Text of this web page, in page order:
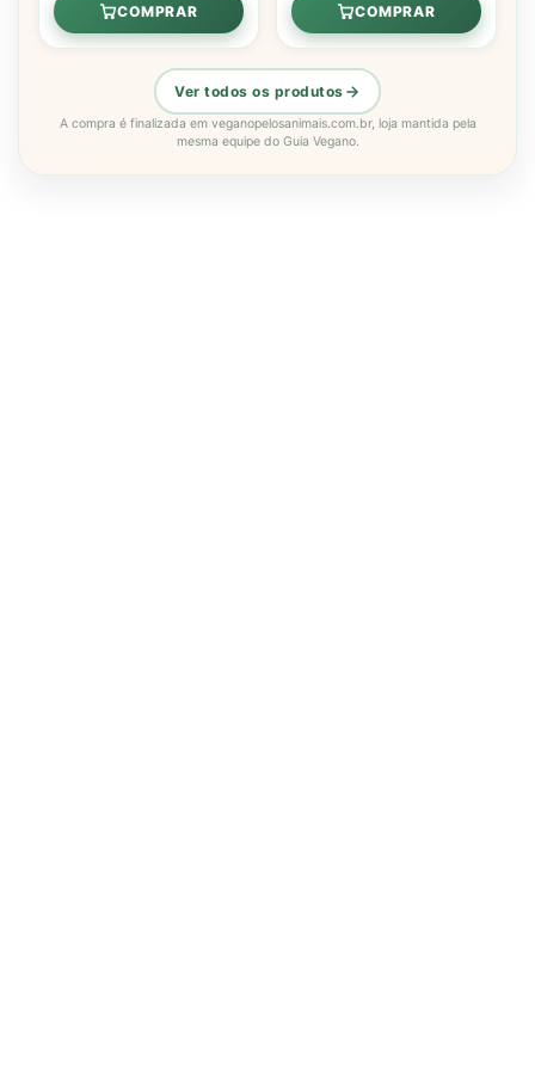
COMPRAR COMPRAR
Ver todos os produtos
A compra é finalizada em veganopelosanimais.com.br, loja mantida pela
mesma equipe do Guia Vegano.